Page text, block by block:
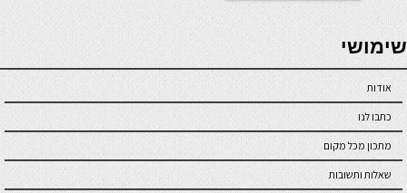
seriöse online casinos österreich
שימושי
אודות
כתבו לנו
מתכון מכל מקום
שאלות ותשובות